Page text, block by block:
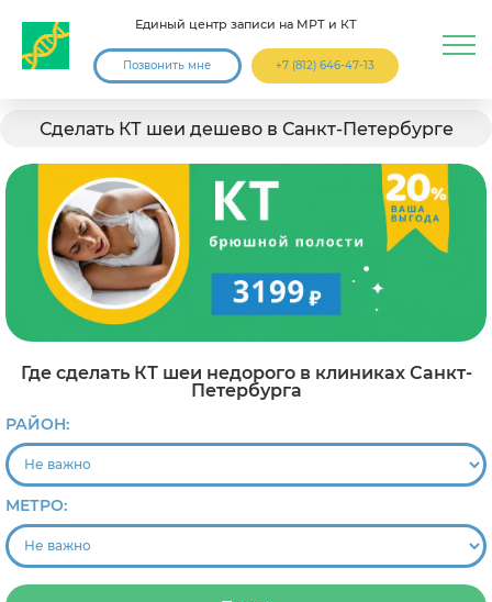
Единый центр записи на МРТ и КТ
Позвонить мне +7 (812) 646-47-13
Сделать КТ шеи дешево в Санкт-Петербурге
Где сделать КТ шеи недорого в клиниках Санкт-
Петербурга
РАЙОН:
МЕТРО: